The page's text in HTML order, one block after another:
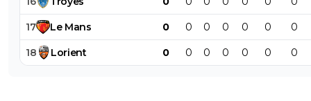
17 Le Mans 0 0 0 0 0 0 0
18 Lorient 0 0 0 0 0 0 0